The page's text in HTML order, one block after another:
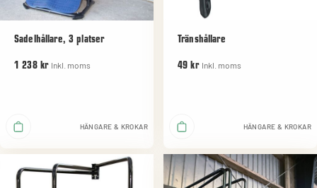
Sadelhållare, 3 platser
1 238 kr Inkl. moms
HÄNGARE & KROKAR
Tränshållare
49 kr Inkl. moms
HÄNGARE & KROKAR